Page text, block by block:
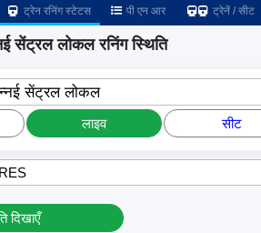
ट्रेन रनिंग स्टेटस पी एन आर ट्रेनें / सीट
सेंट्रल लोकल रनिंग स्थिति
सेंट्रल लोकल
लाइव सीट
दिखाएँ